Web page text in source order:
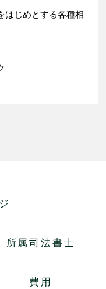
はじめとする各種相
所属司法書士
費用